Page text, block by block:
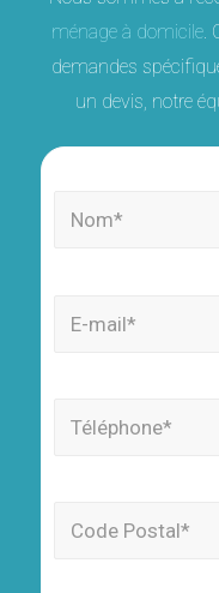
ménage à domicile.
demandes
un devis, notre